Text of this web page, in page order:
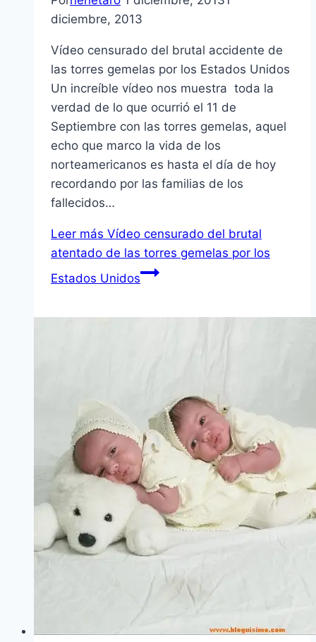
diciembre, 2013
Vídeo censurado del brutal accidente de
las torres gemelas por los Estados Unidos
Un increíble vídeo nos muestra toda la
verdad de lo que ocurrió el 11 de
Septiembre con las torres gemelas, aquel
echo que marco la vida de los
norteamericanos es hasta el día de hoy
recordando por las familias de los
fallecidos…
Leer más Vídeo censurado del brutal
atentado de las torres gemelas por los
Estados Unidos